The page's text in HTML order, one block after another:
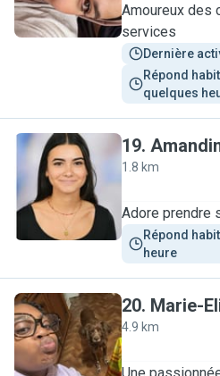
Amoureux des
services
Dernière
Répond
quelques
A
19.
1.8 km
Adore prendre
Répond
heure
M
20. Marie-
4.9 km